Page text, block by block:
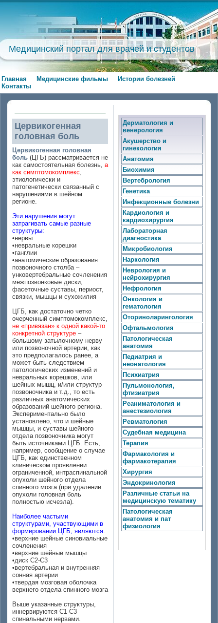
Медицинский портал для врачей и студентов
Главная Медицинские фильмы
Истории болезней
Контакты
Цервикогенная
головная боль
Цервикогенная головная
боль (ЦГБ) рассматривается не
как самостоятельная болезнь, а
как симптомокомплекс,
этиологически и
патогенетически связанный с
нарушениями в шейном
регионе.
Эти нарушения могут
затрагивать самые разные
структуры:
•нервы
•невральные корешки
•ганглии
•анатомические образования
позвоночного столба –
унковертебральные сочленения
межпозвонковые диски,
фасеточные суставы, периост,
связки, мышцы и сухожилия
ЦГБ, как достаточно четко
очерченный симптомокомплекс,
не «привязан» к одной какой-то
конкретной структуре –
большому затылочному нерву
или позвоночной артерии, как
это предполагалось ранее, а
может быть следствием
патологических изменений и
невральных корешков, или
шейных мышц, и/или структур
позвоночника и т.д., то есть
различных анатомических
образований шейного региона.
Экспериментально было
установлено, что и шейные
мышцы, и суставы шейного
отдела позвоночника могут
быть источниками ЦГБ. Есть,
например, сообщение о случае
ЦГБ, как единственном
клиническом проявлении
ограниченной, интраспинальной
опухоли шейного отдела
спинного мозга (при удалении
опухоли головная боль
полностью исчезла).
Наиболее частыми
структурами, участвующими в
формировании ЦГБ, являются:
•верхние шейные синовиальные
сочленения
•верхние шейные мышцы
•диск С2-С3
•вертебральная и внутренняя
сонная артерии
•твердая мозговая оболочка
верхнего отдела спинного мозга
Выше указанные структуры,
иннервируются С1-С3
спинальными нервами.
Дерматология и
венерология
Акушерство и
гинекология
Анатомия
Биохимия
Вертебрология
Генетика
Инфекционные болезни
Кардиология и
кардиохирургия
Лабораторная
диагностика
Микробиология
Наркология
Неврология и
нейрохирургия
Нефрология
Онкология и
гематология
Оториноларингология
Офтальмология
Патологическая
анатомия
Педиатрия и
неонатология
Психиатрия
Пульмонология,
фтизиатрия
Реаниматология и
анестезиология
Ревматология
Судебная медицина
Терапия
Фармакология и
фармакотерапия
Хирургия
Эндокринология
Различные статьи на
медицинскую тематику
Патологическая
анатомия и пат
физиология